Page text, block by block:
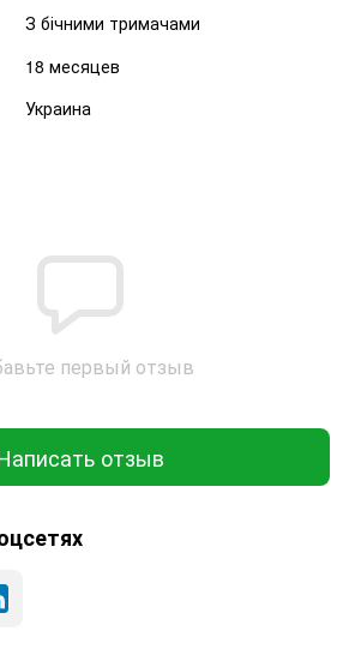
З бічними тримачами
18 месяцев
Украина
первый отзыв
отзыв